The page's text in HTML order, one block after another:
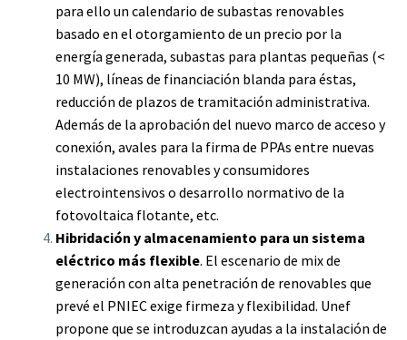
para ello un calendario de subastas renovables
basado en el otorgamiento de un precio por la
energía generada, subastas para plantas pequeñas (<
10 MW), líneas de financiación blanda para éstas,
reducción de plazos de tramitación administrativa.
Además de la aprobación del nuevo marco de acceso y
conexión, avales para la firma de PPAs entre nuevas
instalaciones renovables y consumidores
electrointensivos o desarrollo normativo de la
fotovoltaica flotante, etc.
Hibridación y almacenamiento para un sistema
eléctrico más flexible. El escenario de mix de
generación con alta penetración de renovables que
prevé el PNIEC exige firmeza y flexibilidad. Unef
propone que se introduzcan ayudas a la instalación de